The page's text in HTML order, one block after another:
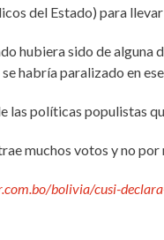
del Estado) para
hubiera sido de alguna
habría paralizado en
las políticas populistas
muchos votos y no
bolivia/cusi-